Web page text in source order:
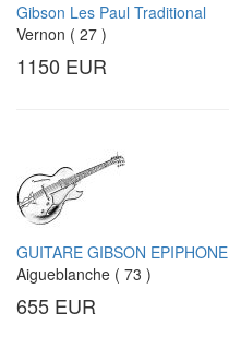
Gibson Les Paul Traditional
Vernon ( 27 )
1150 EUR
GUITARE GIBSON EPIPHONE
Aigueblanche ( 73 )
655 EUR